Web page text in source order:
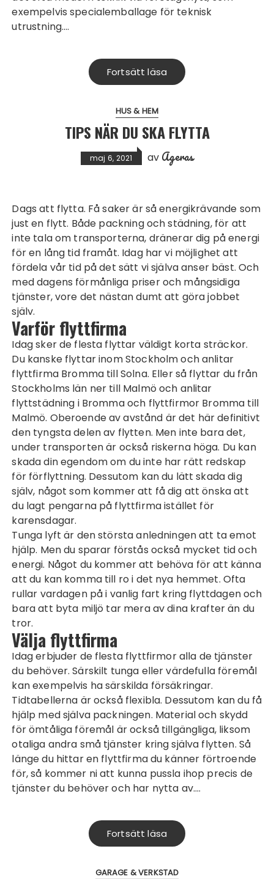
exempelvis specialemballage för teknisk
utrustning.…
Fortsätt läsa
HUS & HEM
TIPS NÄR DU SKA FLYTTA
maj 6, 2021 av Ageras
Dags att flytta. Få saker är så energikrävande som
just en flytt. Både packning och städning, för att
inte tala om transporterna, dränerar dig på energi
för en lång tid framåt. Idag har vi möjlighet att
fördela vår tid på det sätt vi själva anser bäst. Och
med dagens förmånliga priser och mångsidiga
tjänster, vore det nästan dumt att göra jobbet
själv.
Varför flyttfirma
Idag sker de flesta flyttar väldigt korta sträckor.
Du kanske flyttar inom Stockholm och anlitar
flyttfirma Bromma till Solna. Eller så flyttar du från
Stockholms län ner till Malmö och anlitar
flyttstädning i Bromma och flyttfirmor Bromma till
Malmö. Oberoende av avstånd är det här definitivt
den tyngsta delen av flytten. Men inte bara det,
under transporten är också riskerna höga. Du kan
skada din egendom om du inte har rätt redskap
för förflyttning. Dessutom kan du lätt skada dig
själv, något som kommer att få dig att önska att
du lagt pengarna på flyttfirma istället för
karensdagar.
Tunga lyft är den största anledningen att ta emot
hjälp. Men du sparar förstås också mycket tid och
energi. Något du kommer att behöva för att känna
att du kan komma till ro i det nya hemmet. Ofta
rullar vardagen på i vanlig fart kring flyttdagen och
bara att byta miljö tar mera av dina krafter än du
tror.
Välja flyttfirma
Idag erbjuder de flesta flyttfirmor alla de tjänster
du behöver. Särskilt tunga eller värdefulla föremål
kan exempelvis ha särskilda försäkringar.
Tidtabellerna är också flexibla. Dessutom kan du få
hjälp med själva packningen. Material och skydd
för ömtåliga föremål är också tillgängliga, liksom
otaliga andra små tjänster kring själva flytten. Så
länge du hittar en flyttfirmadu känner förtroende
för, så kommer ni att kunna pussla ihop precis de
tjänster du behöver och har nytta av.…
Fortsätt läsa
GARAGE & VERKSTAD